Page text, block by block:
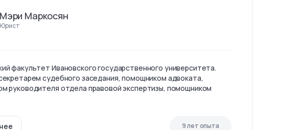
Мэри Маркосян
Юрист
факультет Ивановского государственного университета.
судебного заседания, помощником адвоката,
руководителя отдела правовой экспертизы, помощником
9 лет опыта